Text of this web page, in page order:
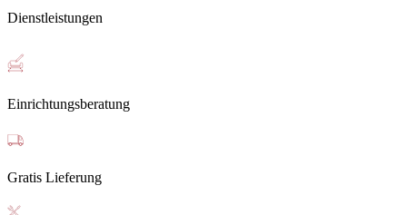
Dienstleistungen
Einrichtungsberatung
Gratis Lieferung